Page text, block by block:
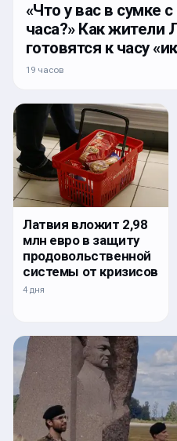
«Что у вас в сумке
часа?» Как жители
готовятся к часу
19 часов
Латвия вложит 2,98
млн евро в защиту
продовольственной
системы от кризисов
4 дня